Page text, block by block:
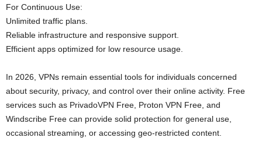
For Continuous Use:
Unlimited traffic plans.
Reliable infrastructure and responsive support.
Efficient apps optimized for low resource usage.
In 2026, VPNs remain essential tools for individuals concerned
about security, privacy, and control over their online activity. Free
services such as PrivadoVPN Free, Proton VPN Free, and
Windscribe Free can provide solid protection for general use,
occasional streaming, or accessing geo-restricted content.